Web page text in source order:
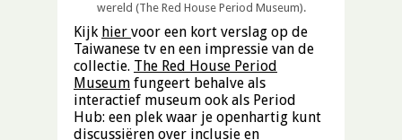
wereld (The Red House Period Museum).
Kijk hier voor een kort verslag op de
Taiwanese tv en een impressie van de
collectie. The Red House Period
Museum fungeert behalve als
interactief museum ook als Period
Hub: een plek waar je openhartig kunt
discussiëren over inclusie en